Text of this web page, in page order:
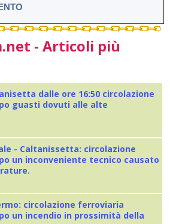
- Articoli più
dalle ore 16:50 circolazione
guasti dovuti alle alte
- Caltanissetta: circolazione
un inconveniente tecnico causato
circolazione ferroviaria
un incendio in prossimità della